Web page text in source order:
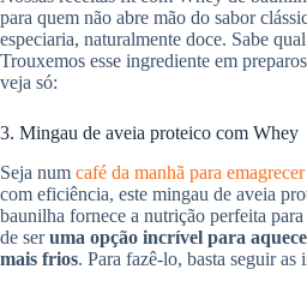
para quem não abre mão do sabor
especiaria, naturalmente doce. Sabe
Trouxemos esse ingrediente em
veja só:
3. Mingau de aveia proteico com Whey
Seja num café da manhã para emagrecer
com eficiência, este mingau de aveia
baunilha fornece a nutrição perfeita
de seruma opção incrível para
mais frios. Para fazê-lo, basta seguir as